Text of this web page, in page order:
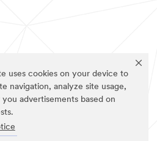
uses cookies on your device to
navigation, analyze site usage,
you advertisements based on